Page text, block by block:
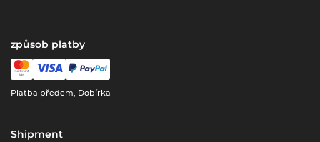
způsob platby
Platba předem, Dobírka
Shipment